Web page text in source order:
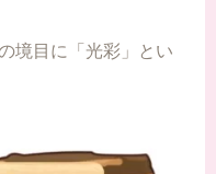
境目に「光彩」とい